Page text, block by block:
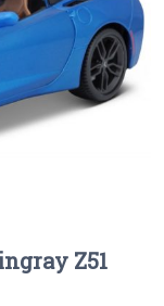
Z51